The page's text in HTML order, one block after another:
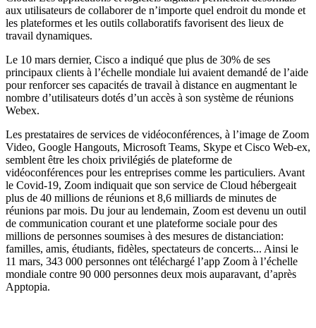
aux utilisateurs de collaborer de n’importe quel endroit du monde et
les plateformes et les outils collaboratifs favorisent des lieux de
travail dynamiques.
Le 10 mars dernier, Cisco a indiqué que plus de 30% de ses
principaux clients à l’échelle mondiale lui avaient demandé de l’aide
pour renforcer ses capacités de travail à distance en augmentant le
nombre d’utilisateurs dotés d’un accès à son système de réunions
Webex.
Les prestataires de services de vidéoconférences, à l’image de Zoom
Video, Google Hangouts, Microsoft Teams, Skype et Cisco Web-ex,
semblent être les choix privilégiés de plateforme de
vidéoconférences pour les entreprises comme les particuliers. Avant
le Covid-19, Zoom indiquait que son service de Cloud hébergeait
plus de 40 millions de réunions et 8,6 milliards de minutes de
réunions par mois. Du jour au lendemain, Zoom est devenu un outil
de communication courant et une plateforme sociale pour des
millions de personnes soumises à des mesures de distanciation:
familles, amis, étudiants, fidèles, spectateurs de concerts... Ainsi le
11 mars, 343 000 personnes ont téléchargé l’app Zoom à l’échelle
mondiale contre 90 000 personnes deux mois auparavant, d’après
Apptopia.